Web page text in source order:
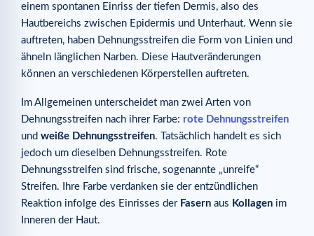
einem spontanen Einriss der tiefen Dermis, also des
Hautbereichs zwischen Epidermis und Unterhaut. Wenn sie
auftreten, haben Dehnungsstreifen die Form von Linien und
ähneln länglichen Narben. Diese Hautveränderungen
können an verschiedenen Körperstellen auftreten.
Im Allgemeinen unterscheidet man zwei Arten von
Dehnungsstreifen nach ihrer Farbe: rote Dehnungsstreifen
und weiße Dehnungsstreifen. Tatsächlich handelt es sich
jedoch um dieselben Dehnungsstreifen. Rote
Dehnungsstreifen sind frische, sogenannte „unreife“
Streifen. Ihre Farbe verdanken sie der entzündlichen
Reaktion infolge des Einrisses der Fasern aus Kollagen im
Inneren der Haut.